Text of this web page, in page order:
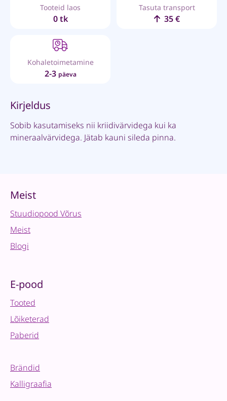
Tooteid laos
0 tk
Tasuta transport
35 €
Kohaletoimetamine
2-3 päeva
Kirjeldus
Sobib kasutamiseks nii kriidivärvidega kui ka
mineraalvärvidega. Jätab kauni sileda pinna.
Meist
Stuudiopood Võrus
Meist
Blogi
E-pood
Tooted
Lõiketerad
Paberid
Brändid
Kalligraafia